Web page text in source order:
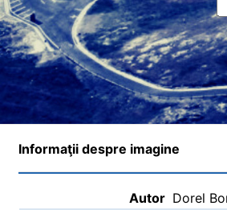
Informaţii despre imagine
Autor Dorel